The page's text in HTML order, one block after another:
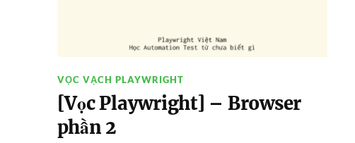
VỌC VẠCH PLAYWRIGHT
[Vọc Playwright] – Browser
phần 2